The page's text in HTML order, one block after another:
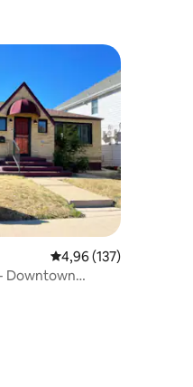
4,96 av 5 i
4,96 (137)
Downtown